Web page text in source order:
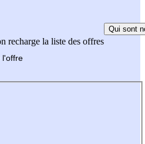
recharge la liste des offres
Qui sont
l'offre